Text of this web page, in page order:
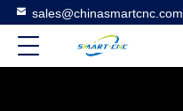
sales@chinasmartcnc.com